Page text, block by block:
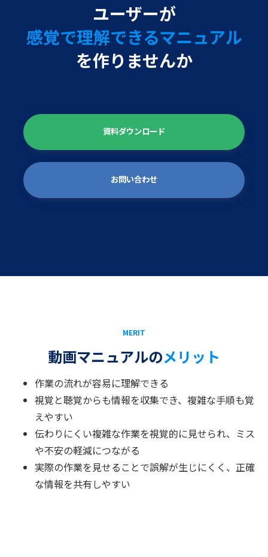
ユーザーが
感覚で理解できるマニュアル
を作りませんか
資料ダウンロード
お問い合わせ
MERIT
動画マニュアルのメリット
作業の流れが容易に理解できる
視覚と聴覚からも情報を収集でき、複雑な手順も覚
えやすい
伝わりにくい複雑な作業を視覚的に見せられ、ミス
や不安の軽減につながる
実際の作業を見せることで誤解が生じにくく、正確
な情報を共有しやすい